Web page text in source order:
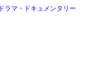
ドラマ・ドキュメンタリー